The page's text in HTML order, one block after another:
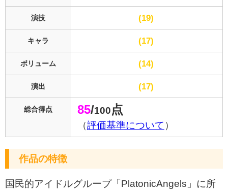
演技 19
キャラ 17
ボリューム 14
演出 17
総合得点 85/100点
（評価基準について ）
作品の特徴
国民的アイドルグループ「PlatonicAngels」に所